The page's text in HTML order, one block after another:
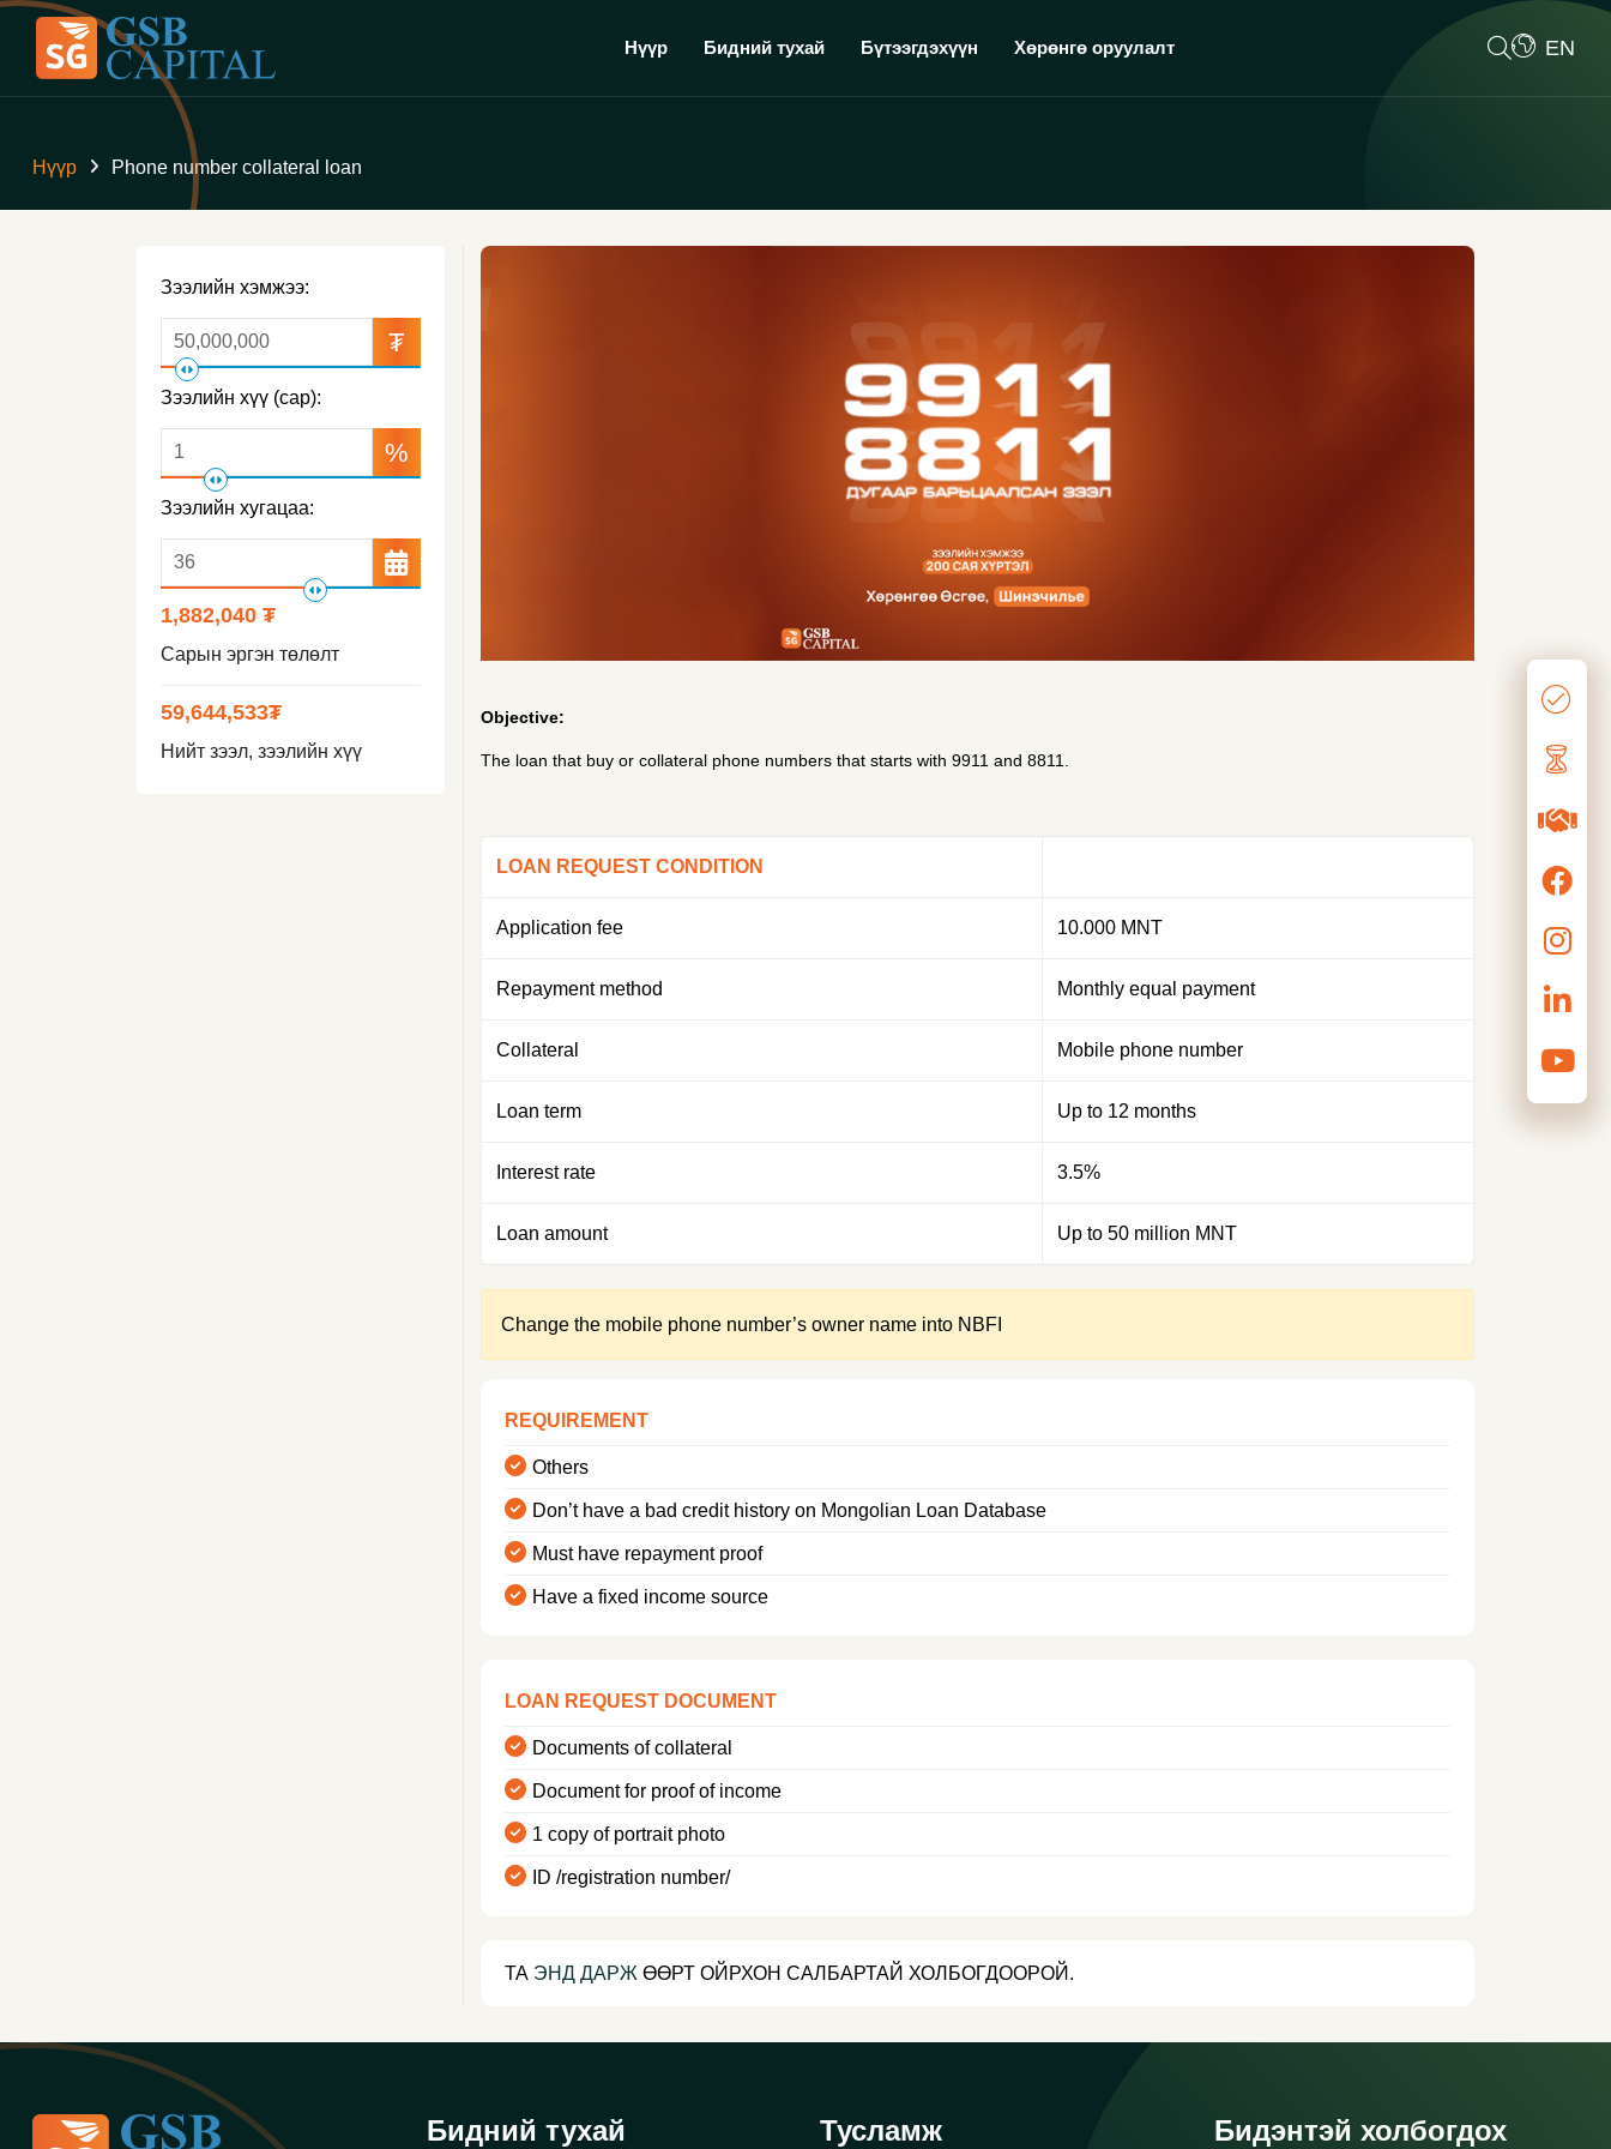
Нүүр Бидний тухай Бүтээгдэхүүн Хөрөнгө оруулалт EN
Нүүр Phone number collateral loan
Зээлийн хэмжээ:
₮
Зээлийн хүү (сар):
%
Зээлийн хугацаа:
1,882,040 ₮
Сарын эргэн төлөлт
59,644,533₮
Нийт зээл, зээлийн хүү
Objective:
The loan that buy or collateral phone numbers that starts with 9911 and 8811.
LOAN REQUEST CONDITION
Application fee 10.000 MNT
Repayment method Monthly equal payment
Collateral Mobile phone number
Loan term Up to 12 months
Interest rate 3.5%
Loan amount Up to 50 million MNT
Change the mobile phone number’s owner name into NBFI
REQUIREMENT
Others
Don’t have a bad credit history on Mongolian Loan Database
Must have repayment proof
Have a fixed income source
LOAN REQUEST DOCUMENT
Documents of collateral
Document for proof of income
1 copy of portrait photo
ID /registration number/
ТА ЭНД ДАРЖ ӨӨРТ ОЙРХОН САЛБАРТАЙ ХОЛБОГДООРОЙ.
Бидний тухай Тусламж Бидэнтэй холбогдох